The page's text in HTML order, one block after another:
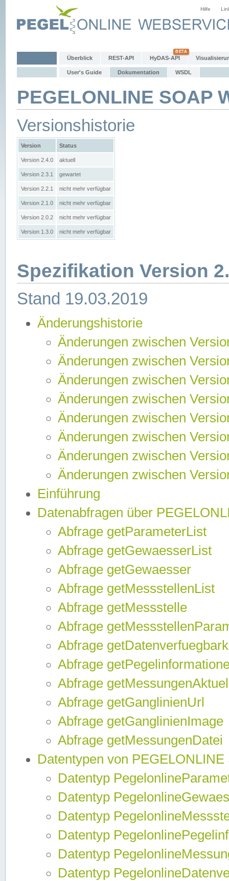
Hilfe
Überblick REST-API HyDAS-API
User's Guide Dokumentation WSDL
PEGELONLINE SOAP
Versionshistorie
Version Status
Version 2.4.0 aktuell
Version 2.3.1 gewartet
Version 2.2.1 nicht mehr verfügbar
Version 2.1.0 nicht mehr verfügbar
Version 2.0.2 nicht mehr verfügbar
Version 1.3.0 nicht mehr verfügbar
Spezifikation Version
Stand 19.03.2019
Änderungshistorie
Änderungen zwischen
Änderungen zwischen
Änderungen zwischen
Änderungen zwischen
Änderungen zwischen
Änderungen zwischen
Änderungen zwischen
Änderungen zwischen
Einführung
Datenabfragen über
Abfrage getParameterList
Abfrage getGewaesserList
Abfrage getGewaesser
Abfrage getMessstellenList
Abfrage getMessstelle
Abfrage
Abfrage
Abfrage
Abfrage
Abfrage getGanglinienUrl
Abfrage getGanglinienImage
Abfrage getMessungenDatei
Datentypen von
Datentyp
Datentyp
Datentyp
Datentyp
Datentyp
Datentyp